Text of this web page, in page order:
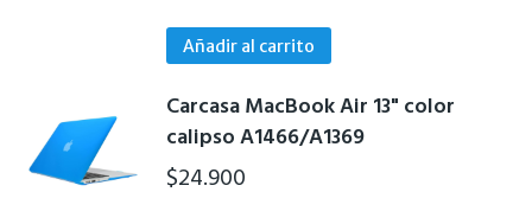
elegir
Añadir al carrito
Carcasa MacBook Air 13" color
calipso A1466/A1369
$24.900